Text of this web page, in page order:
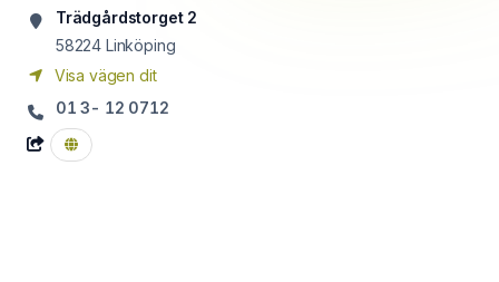
Trädgårdstorget 2
58224 Linköping
Visa vägen dit
01 3- 12 0712